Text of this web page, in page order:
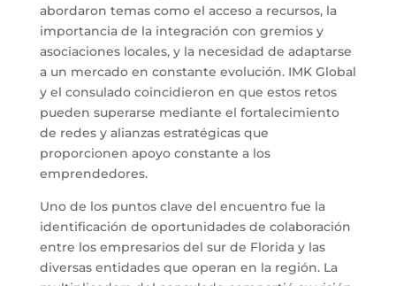
abordaron temas como el acceso a recursos, la
importancia de la integración con gremios y
asociaciones locales, y la necesidad de adaptarse
a un mercado en constante evolución. IMK Global
y el consulado coincidieron en que estos retos
pueden superarse mediante el fortalecimiento
de redes y alianzas estratégicas que
proporcionen apoyo constante a los
emprendedores.
Uno de los puntos clave del encuentro fue la
identificación de oportunidades de colaboración
entre los empresarios del sur de Florida y las
diversas entidades que operan en la región. La